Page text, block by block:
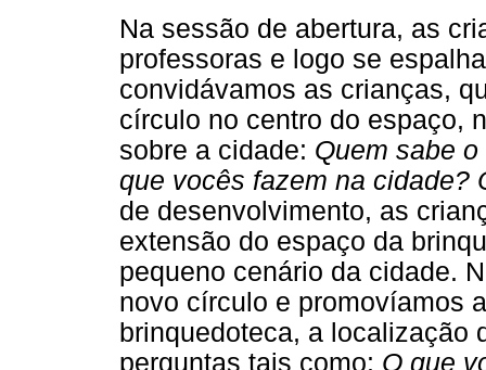
Na sessão de abertura, as
professoras e logo se
convidávamos as crianças,
círculo no centro do espaço,
sobre a cidade: Quem sabe
que vocês fazem na cidade?
de desenvolvimento, as
extensão do espaço da
pequeno cenário da cidade.
novo círculo e promovíamos
brinquedoteca, a localização
perguntas tais como: O que